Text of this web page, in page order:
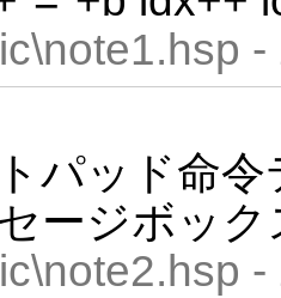
パッド命
ージボッ